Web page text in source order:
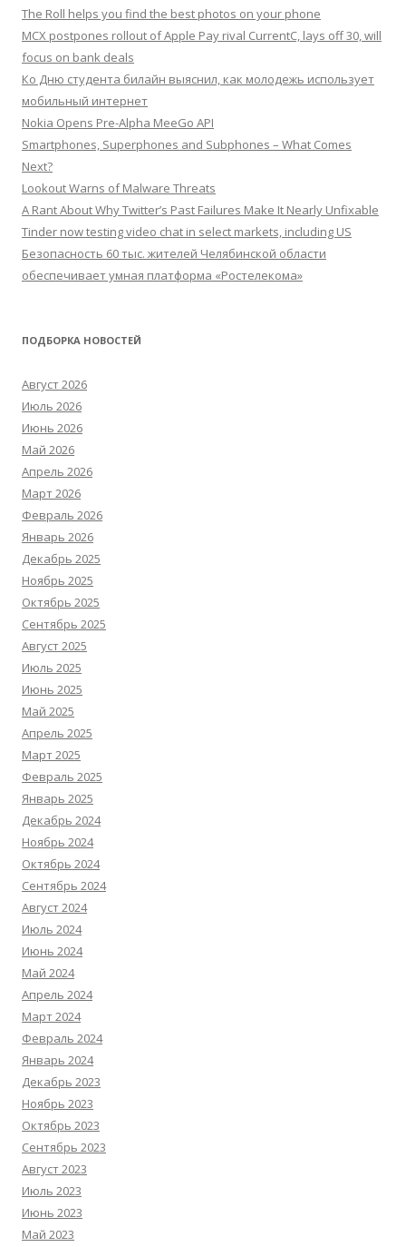
The Roll helps you find the best photos on your phone
MCX postpones rollout of Apple Pay rival CurrentC, lays off 30, will
focus on bank deals
Ко Дню студента билайн выяснил, как молодежь использует
мобильный интернет
Nokia Opens Pre-Alpha MeeGo API
Smartphones, Superphones and Subphones – What Comes
Next?
Lookout Warns of Malware Threats
A Rant About Why Twitter’s Past Failures Make It Nearly Unfixable
Tinder now testing video chat in select markets, including US
Безопасность 60 тыс. жителей Челябинской области
обеспечивает умная платформа «Ростелекома»
ПОДБОРКА НОВОСТЕЙ
Август 2026
Июль 2026
Июнь 2026
Май 2026
Апрель 2026
Март 2026
Февраль 2026
Январь 2026
Декабрь 2025
Ноябрь 2025
Октябрь 2025
Сентябрь 2025
Август 2025
Июль 2025
Июнь 2025
Май 2025
Апрель 2025
Март 2025
Февраль 2025
Январь 2025
Декабрь 2024
Ноябрь 2024
Октябрь 2024
Сентябрь 2024
Август 2024
Июль 2024
Июнь 2024
Май 2024
Апрель 2024
Март 2024
Февраль 2024
Январь 2024
Декабрь 2023
Ноябрь 2023
Октябрь 2023
Сентябрь 2023
Август 2023
Июль 2023
Июнь 2023
Май 2023